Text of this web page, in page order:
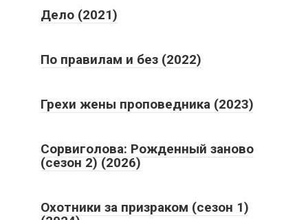
Дело (2021)
По правилам и без (2022)
Грехи жены проповедника (2023)
Сорвиголова: Рожденный заново
(сезон 2) (2026)
Охотники за призраком (сезон 1)